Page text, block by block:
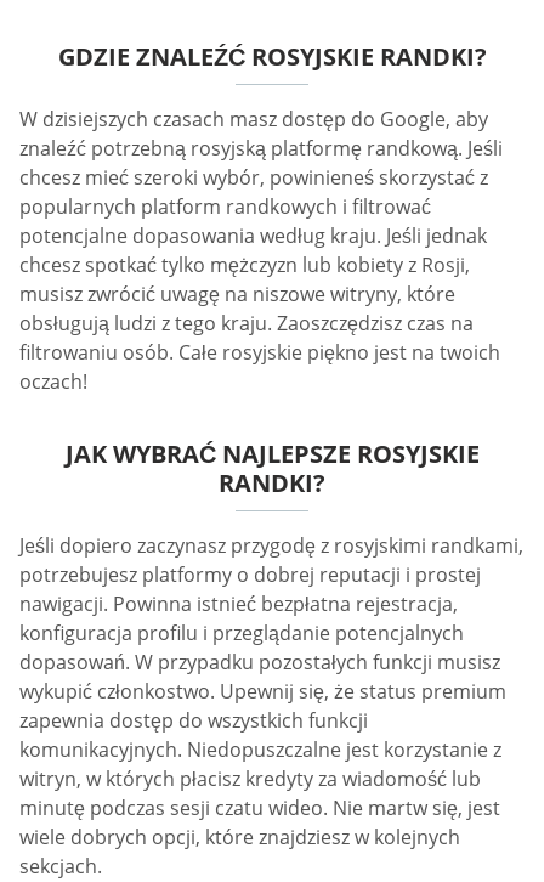
GDZIE ZNALEŹĆ ROSYJSKIE RANDKI?
W dzisiejszych czasach masz dostęp do Google, aby
znaleźć potrzebną rosyjską platformę randkową. Jeśli
chcesz mieć szeroki wybór, powinieneś skorzystać z
popularnych platform randkowych i filtrować
potencjalne dopasowania według kraju. Jeśli jednak
chcesz spotkać tylko mężczyzn lub kobiety z Rosji,
musisz zwrócić uwagę na niszowe witryny, które
obsługują ludzi z tego kraju. Zaoszczędzisz czas na
filtrowaniu osób. Całe rosyjskie piękno jest na twoich
oczach!
JAK WYBRAĆ NAJLEPSZE ROSYJSKIE
RANDKI?
Jeśli dopiero zaczynasz przygodę z rosyjskimi randkami,
potrzebujesz platformy o dobrej reputacji i prostej
nawigacji. Powinna istnieć bezpłatna rejestracja,
konfiguracja profilu i przeglądanie potencjalnych
dopasowań. W przypadku pozostałych funkcji musisz
wykupić członkostwo. Upewnij się, że status premium
zapewnia dostęp do wszystkich funkcji
komunikacyjnych. Niedopuszczalne jest korzystanie z
witryn, w których płacisz kredyty za wiadomość lub
minutę podczas sesji czatu wideo. Nie martw się, jest
wiele dobrych opcji, które znajdziesz w kolejnych
sekcjach.